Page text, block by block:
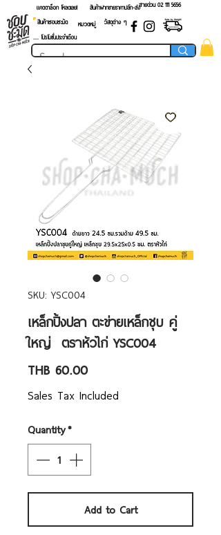
แคตตาล็อก โหลดเลย! สายด่วน 02 ​111 5656
สินค้าฝากขายราคาปลีก-ส่ง
สินค้าชอบชะมัด
หมวดหมู่
วัสดุต่าง ๆ
.... โปรโมชั่นประจำเดือน
SKU: YSC004
เหล็กปิ้งปลา ตะข่ายเหล็กชุบ คู่
ใหญ่ ตราหัวไก่ YSC004
THB 60.00Price
Sales Tax Included
Quantity*
Add to Cart